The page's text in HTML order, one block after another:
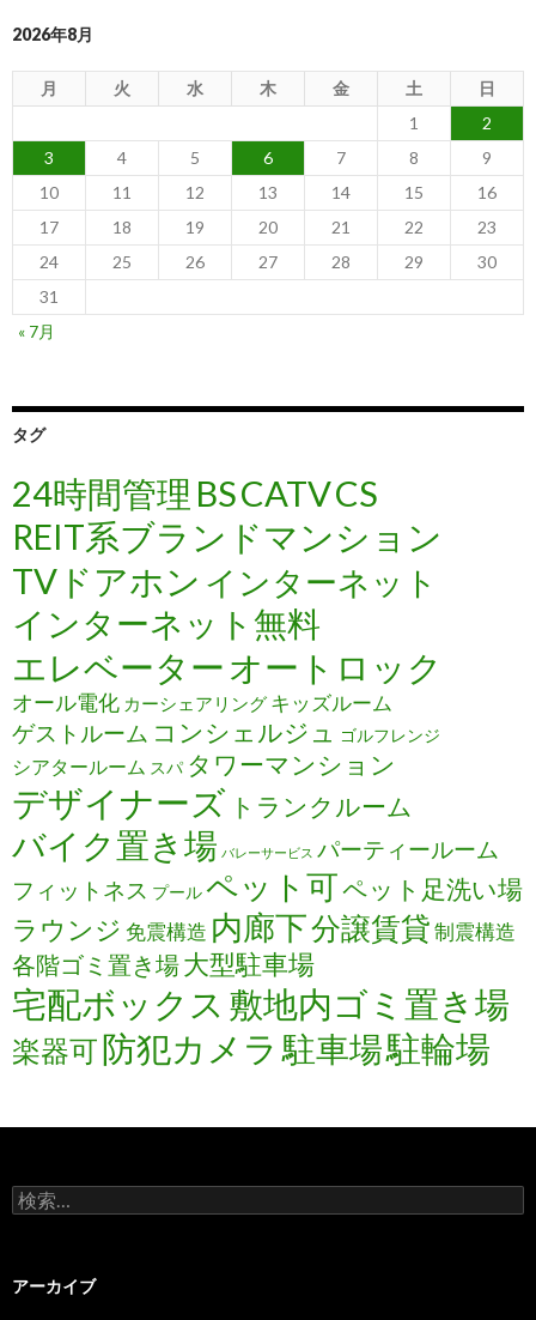
2026年8月
月 火 水 木 金 土
日
1
2
3
4 5 6 7 8
9
10
11 12 13 14 15
16
17
18 19 20 21 22
23
24
25 26 27 28 29
30
31
« 7月
タグ
24時間管理 BSCATVCS
REIT系ブランドマンション
TVドアホン インターネット
インターネット無料
エレベーター オートロック
オール電化 カーシェアリング キッズルーム
ゲストルーム コンシェルジュ ゴルフレンジ
シアタールーム スパ タワーマンション
デザイナーズ トランクルーム
バイク置き場 バレーサービス パーティールーム
フィットネス プールペット可ペット足洗い場
ラウンジ 免震構造 内廊下分譲賃貸制震構造
各階ゴミ置き場大型駐車場
宅配ボックス 敷地内ゴミ置き場
楽器可防犯カメラ 駐車場駐輪場
検
索:
アーカイブ